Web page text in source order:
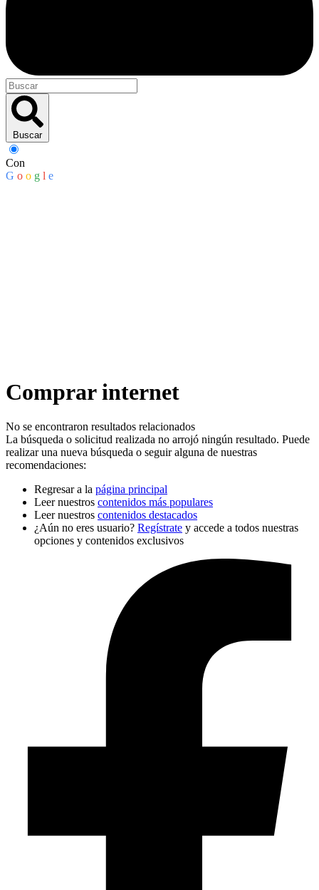
Buscar
Con
G o o g l e
Comprar internet
No se encontraron resultados relacionados
La búsqueda o solicitud realizada no arrojó ningún resultado. Puede
realizar una nueva búsqueda o seguir alguna de nuestras
recomendaciones:
Regresar a la página principal
Leer nuestros contenidos más populares
Leer nuestros contenidos destacados
¿Aún no eres usuario? Regístrate y accede a todos nuestras
opciones y contenidos exclusivos